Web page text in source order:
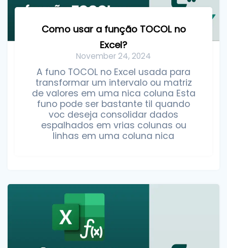
Como usar a função TOCOL no
Excel?
November 24, 2024
A funo TOCOL no Excel usada para
transformar um intervalo ou matriz
de valores em uma nica coluna Esta
funo pode ser bastante til quando
voc deseja consolidar dados
espalhados em vrias colunas ou
linhas em uma coluna nica